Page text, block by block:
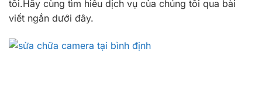
tôi.Hãy cùng tìm hiểu dịch vụ của chúng tôi qua bài
viết ngắn dưới đây.